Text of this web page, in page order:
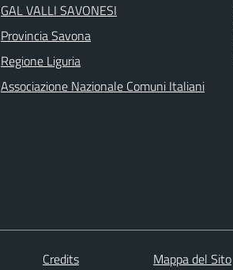
GAL VALLI SAVONESI
Provincia Savona
Regione Liguria
Associazione Nazionale Comuni Italiani
Credits Mappa del Sito